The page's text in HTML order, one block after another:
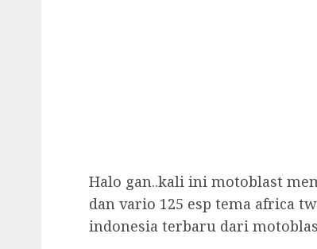
Halo gan..kali ini motoblast
dan vario 125 esp tema africa
indonesia terbaru dari